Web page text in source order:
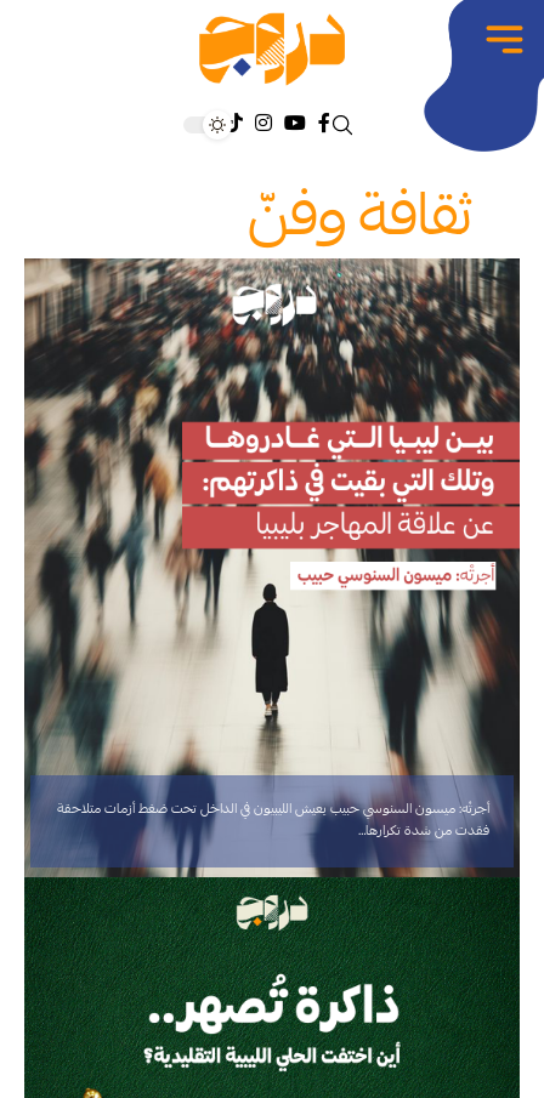
ثقافة وفنّ
أجرتْه: ميسون السنوسي حبيب يعيش الليبيون في الداخل تحت ضغط أزمات متلاحقة
فقدت من شدة تكرارها…